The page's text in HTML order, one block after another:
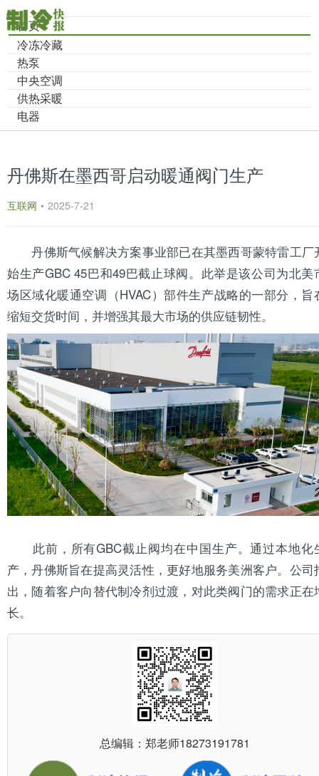
首页
冷冻冷藏
热泵
中央空调
供热采暖
电器
丹佛斯在墨西哥启动暖通阀门生产
互联网 • 2025-7-21
丹佛斯气候解决方案事业部已在其墨西哥蒙特雷工厂
始生产GBC 45巴和49巴截止球阀。此举是该公司为北美
场区域化暖通空调 （HVAC）部件生产战略的一部分，旨
缩短交货时间，并增强其最大市场的供应链韧性。
此前，所有GBC截止阀均在中国生产。通过本地化
产，丹佛斯旨在提高灵活性，更好地服务美洲客户。公司
出，随着客户向替代制冷剂过渡，对此类阀门的需求正在
长。
总编辑：郑老师18273191781